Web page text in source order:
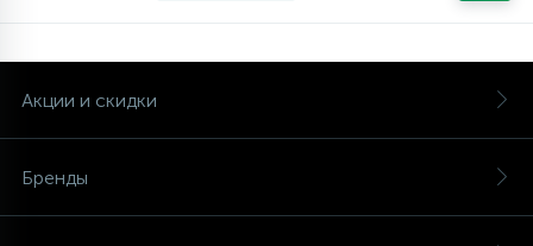
Акции и скидки
Бренды